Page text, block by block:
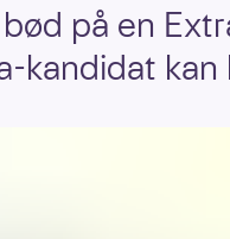
på en
kandidat